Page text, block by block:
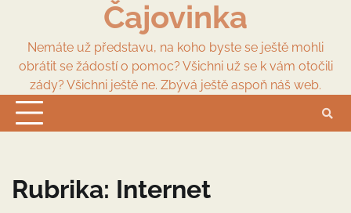
content
Čajovinka
Nemáte už představu, na koho byste se ještě mohli
obrátit se žádostí o pomoc? Všichni už se k vám otočili
zády? Všichni ještě ne. Zbývá ještě aspoň náš web.
Rubrika: Internet